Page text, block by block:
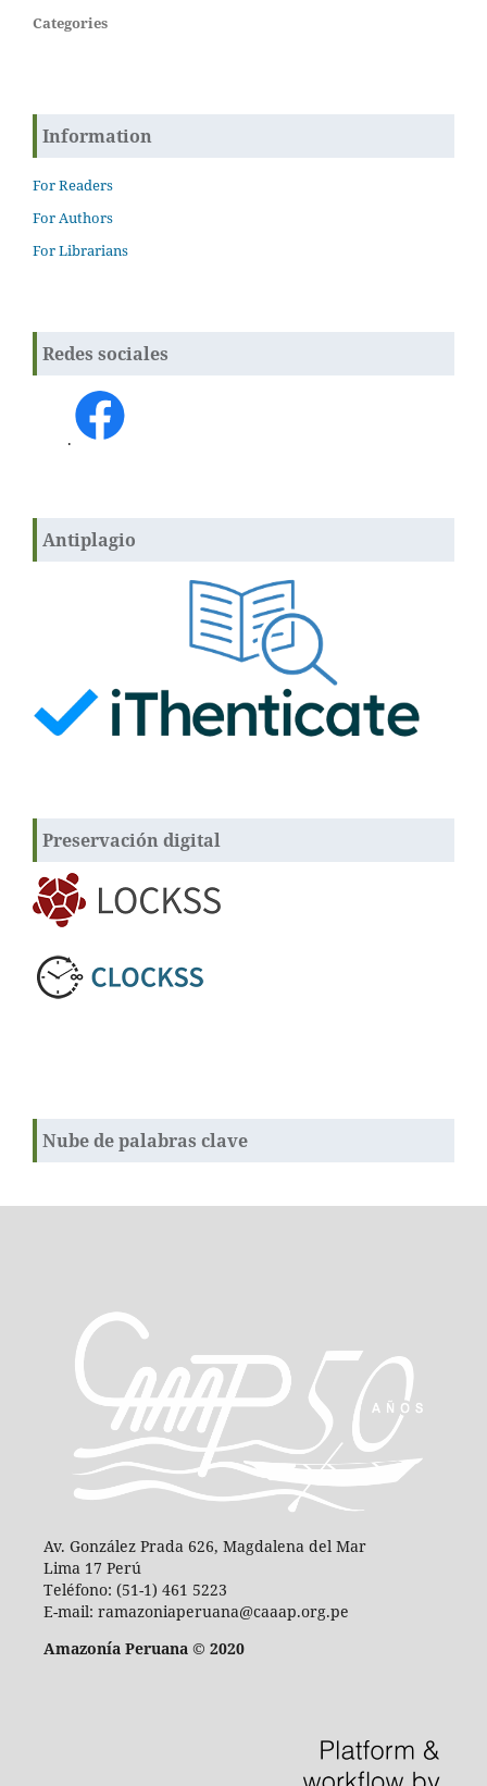
Categories
Information
For Readers
For Authors
For Librarians
Redes sociales
.
Antiplagio
Preservación digital
Nube de palabras clave
Av. González Prada 626, Magdalena del Mar
Lima 17 Perú
Teléfono: (51-1) 461 5223
E-mail: ramazoniaperuana@caaap.org.pe
Amazonía Peruana © 2020